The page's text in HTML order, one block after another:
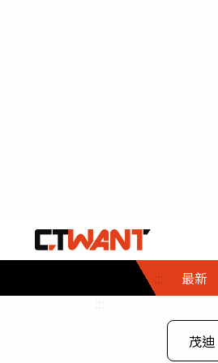
::: 最新
社會首頁
時事
娛樂